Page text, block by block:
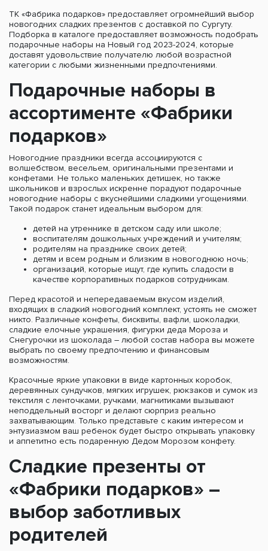
ТК «Фабрика подарков» предоставляет огромнейший выбор
новогодних сладких презентов с доставкой по Сургуту.
Подборка в каталоге предоставляет возможность подобрать
подарочные наборы на Новый год 2023-2024, которые
доставят удовольствие получателю любой возрастной
категории с любыми жизненными предпочтениями.
Подарочные наборы в
ассортименте «Фабрики
подарков»
Новогодние праздники всегда ассоциируются с
волшебством, весельем, оригинальными презентами и
конфетами. Не только маленьких детишек, но также
школьников и взрослых искренне порадуют подарочные
новогодние наборы с вкуснейшими сладкими угощениями.
Такой подарок станет идеальным выбором для:
детей на утреннике в детском саду или школе;
воспитателям дошкольных учреждений и учителям;
родителям на празднике своих детей;
детям и всем родным и близким в новогоднюю ночь;
организаций, которые ищут, где купить сладости в
качестве корпоративных подарков сотрудникам.
Перед красотой и непередаваемым вкусом изделий,
входящих в сладкий новогодний комплект, устоять не сможет
никто. Различные конфеты, бисквиты, вафли, шоколадки,
сладкие елочные украшения, фигурки деда Мороза и
Снегурочки из шоколада – любой состав набора вы можете
выбрать по своему предпочтению и финансовым
возможностям.
Красочные яркие упаковки в виде картонных коробок,
деревянных сундучков, мягких игрушек, рюкзаков и сумок из
текстиля с ленточками, ручками, магнитиками вызывают
неподдельный восторг и делают сюрприз реально
захватывающим. Только представьте с каким интересом и
энтузиазмом ваш ребенок будет быстро открывать упаковку
и аппетитно есть подаренную Дедом Морозом конфету.
Сладкие презенты от
«Фабрики подарков» –
выбор заботливых
родителей